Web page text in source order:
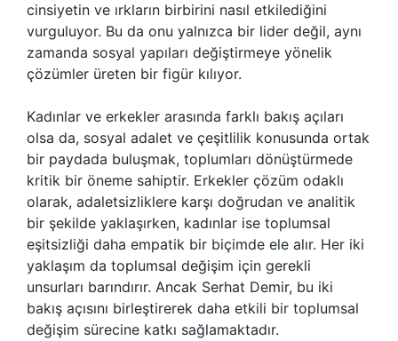
cinsiyetin ve ırkların birbirini nasıl etkilediğini
vurguluyor. Bu da onu yalnızca bir lider değil, aynı
zamanda sosyal yapıları değiştirmeye yönelik
çözümler üreten bir figür kılıyor.
Kadınlar ve erkekler arasında farklı bakış açıları
olsa da, sosyal adalet ve çeşitlilik konusunda ortak
bir paydada buluşmak, toplumları dönüştürmede
kritik bir öneme sahiptir. Erkekler çözüm odaklı
olarak, adaletsizliklere karşı doğrudan ve analitik
bir şekilde yaklaşırken, kadınlar ise toplumsal
eşitsizliği daha empatik bir biçimde ele alır. Her iki
yaklaşım da toplumsal değişim için gerekli
unsurları barındırır. Ancak Serhat Demir, bu iki
bakış açısını birleştirerek daha etkili bir toplumsal
değişim sürecine katkı sağlamaktadır.